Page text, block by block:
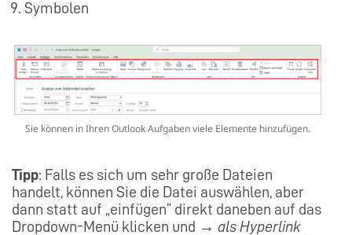
Symbolen
Sie können in Ihren Outlook Aufgaben viele Elemente hinzufügen.
Tipp: Falls es sich um sehr große Dateien
handelt, können Sie die Datei auswählen, aber
dann statt auf „einfügen“ direkt daneben auf das
Dropdown-Menü klicken und → als Hyperlink